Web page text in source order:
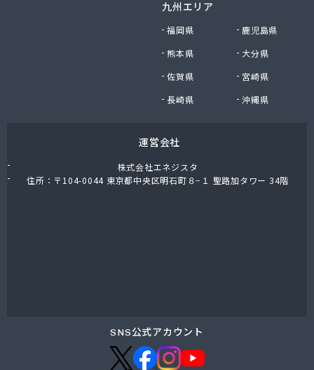
九工ガス株式会社 福岡支店
九石プロパンガス株式会社 田川営業所
古賀政商店
江藤石油株式会社 浮羽営業所
九州エリア
福岡県
鹿児島県
熊本県
大分県
佐賀県
宮崎県
長崎県
沖縄県
運営会社
株式会社エネジスタ
住所：〒104-0044 東京都中央区明石町８−１ 聖路加タワー 34階
SNS公式アカウント